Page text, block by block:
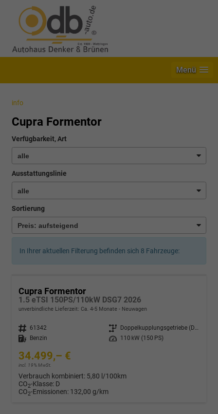
Menü
info
Cupra Formentor
Verfügbarkeit, Art
Ausstattungslinie
Sortierung
In Ihrer aktuellen Filterung befinden sich 8 Fahrzeuge:
Cupra Formentor
1.5 eTSI 150PS/110kW DSG7 2026
unverbindliche Lieferzeit: Ca. 4-5 Monate Neuwagen
Fahrzeugnr. 61342 Getriebe
Doppelkupplungsgetriebe (DSG)
Kraftstoff
Benzin Leistung 110 kW (150 PS)
34.499,– €
incl. 19% MwSt.
Verbrauch kombiniert: 5,80 l/100km
CO2-Klasse: D
CO2-Emissionen: 132,00 g/km